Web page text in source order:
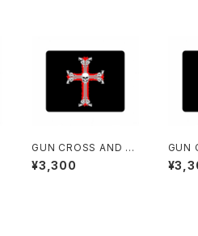
GUN CROSS AND S
KULL【マウスパッド】壱
¥3,300
GUN
KULL